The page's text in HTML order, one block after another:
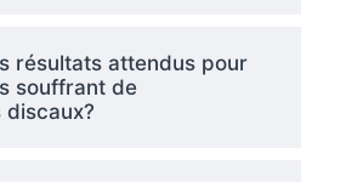
résultats attendus pour
souffrant de
discaux?